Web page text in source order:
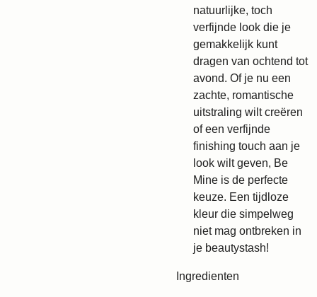
natuurlijke, toch
verfijnde look die je
gemakkelijk kunt
dragen van ochtend tot
avond. Of je nu een
zachte, romantische
uitstraling wilt creëren
of een verfijnde
finishing touch aan je
look wilt geven, Be
Mine is de perfecte
keuze. Een tijdloze
kleur die simpelweg
niet mag ontbreken in
je beautystash!
Ingredienten